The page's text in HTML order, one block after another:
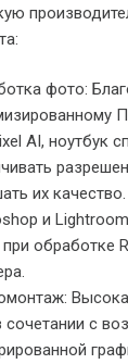
задачах.
большому
с
с
и